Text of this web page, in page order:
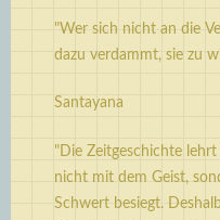
"Wer sich nicht an die
dazu verdammt, sie zu
Santayana
"Die Zeitgeschichte
nicht mit dem Geist,
Schwert besiegt.